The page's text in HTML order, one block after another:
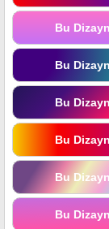
Bu
Bu
Bu
Bu
Bu
Bu